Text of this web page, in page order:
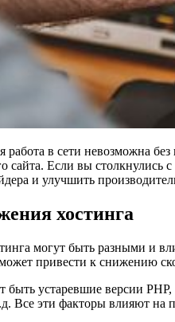
работа в сети невозможна
сайта. Если вы столкнулись
и улучшить
хостинга
могут быть разными и
привести к снижению
устаревшие версии
Все эти факторы влияют на